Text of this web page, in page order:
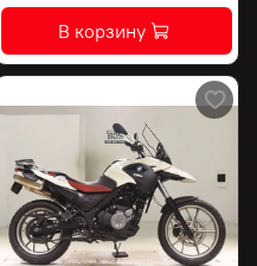
В корзину